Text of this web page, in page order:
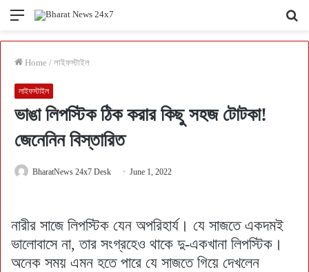
Menu
Home / লাইফস্টাইল
লাইফস্টাইল
ভাঙা লিপস্টিক ঠিক করার কিছু সহজ টোটকা!
জেনেনিন বিস্তারিত
BharatNews 24x7 Desk June 1, 2022
নারীর সাজে লিপস্টিক যেন অপরিহার্য। যে সাজতে একদমই
ভালোবাসে না, তার সংগ্রহেও থাকে দু-একখানা লিপস্টিক।
অনেক সময় এমন হতে পারে যে সাজতে গিয়ে দেখলেন